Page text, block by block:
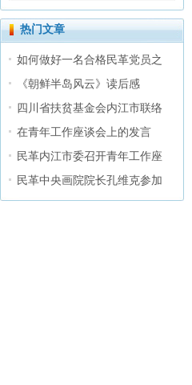
热门文章
如何做好一名合格民革党员之
《朝鲜半岛风云》读后感
四川省扶贫基金会内江市联络
在青年工作座谈会上的发言
民革内江市委召开青年工作座
民革中央画院院长孔维克参加